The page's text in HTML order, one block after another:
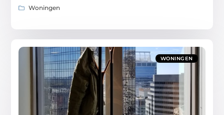
Woningen
WONINGEN